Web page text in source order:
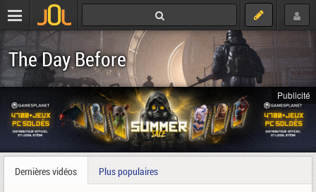
The Day Before
Publicité
Dernières vidéos Plus populaires